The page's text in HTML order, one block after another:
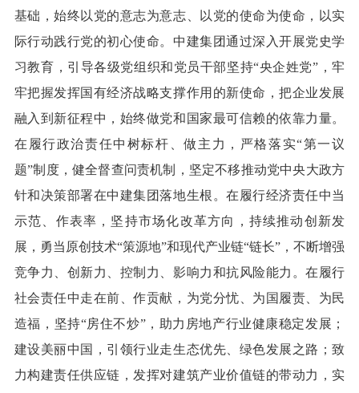
基础，始终以党的意志为意志、以党的使命为使命，以实
际行动践行党的初心使命。中建集团通过深入开展党史学
习教育，引导各级党组织和党员干部坚持“央企姓党”，牢
牢把握发挥国有经济战略支撑作用的新使命，把企业发展
融入到新征程中，始终做党和国家最可信赖的依靠力量。
在履行政治责任中树标杆、做主力，严格落实“第一议
题”制度，健全督查问责机制，坚定不移推动党中央大政方
针和决策部署在中建集团落地生根。在履行经济责任中当
示范、作表率，坚持市场化改革方向，持续推动创新发
展，勇当原创技术“策源地”和现代产业链“链长”，不断增强
竞争力、创新力、控制力、影响力和抗风险能力。在履行
社会责任中走在前、作贡献，为党分忧、为国履责、为民
造福，坚持“房住不炒”，助力房地产行业健康稳定发展；
建设美丽中国，引领行业走生态优先、绿色发展之路；致
力构建责任供应链，发挥对建筑产业价值链的带动力，实